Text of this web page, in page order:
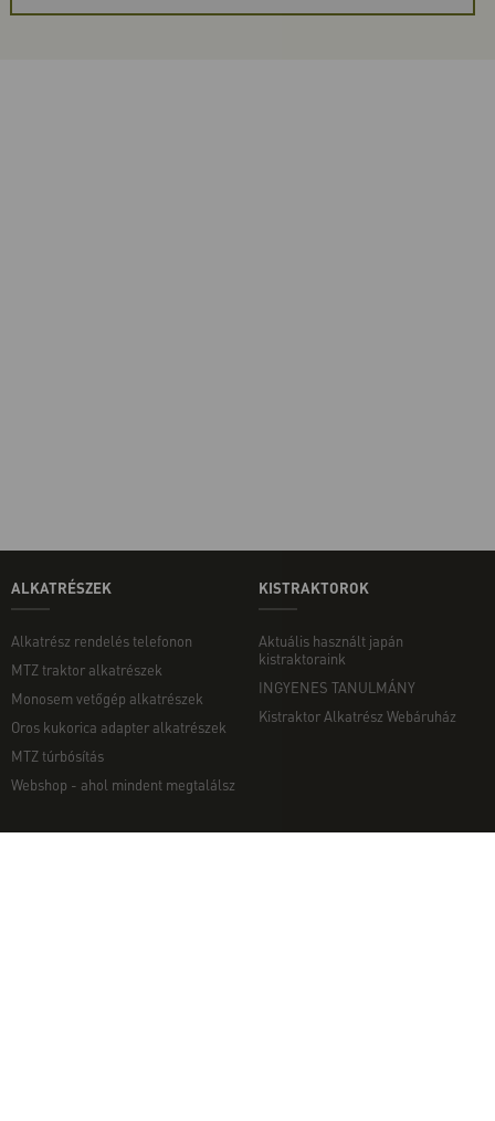
ALKATRÉSZEK
Alkatrész rendelés telefonon
MTZ traktor alkatrészek
Monosem vetőgép alkatrészek
Oros kukorica adapter alkatrészek
MTZ túrbósítás
Webshop - ahol mindent megtalálsz
KISTRAKTOROK
Aktuális használt japán
kistraktoraink
INGYENES TANULMÁNY
Kistraktor Alkatrész Webáruház